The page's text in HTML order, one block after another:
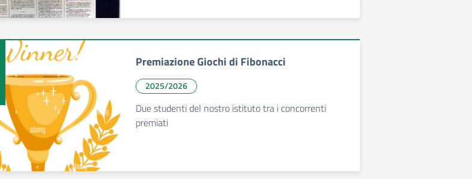
Premiazione Giochi di Fibonacci
2025/2026
Due studenti del nostro istituto tra i concorrenti
premiati